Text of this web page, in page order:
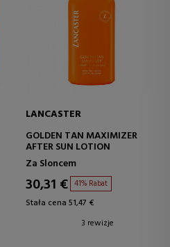
LANCASTER
GOLDEN TAN MAXIMIZER
AFTER SUN LOTION
Za Sloncem
30,31 € 41% Rabat
Stała cena 51,47 €
3 rewizje